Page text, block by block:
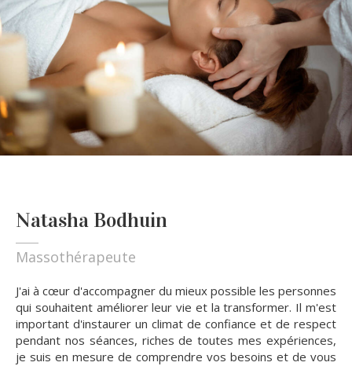
Natasha Bodhuin
Massothérapeute
J'ai à cœur d'accompagner du mieux possible les personnes
qui souhaitent améliorer leur vie et la transformer. Il m'est
important d'instaurer un climat de confiance et de respect
pendant nos séances, riches de toutes mes expériences,
je suis en mesure de comprendre vos besoins et de vous